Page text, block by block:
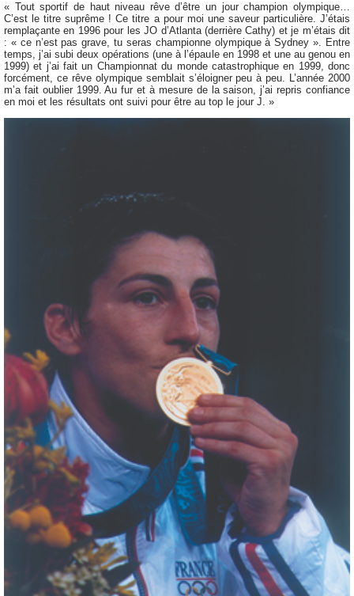
« Tout sportif de haut niveau rêve d’être un jour champion olympique…
C’est le titre suprême ! Ce titre a pour moi une saveur particulière. J’étais
remplaçante en 1996 pour les JO d’Atlanta (derrière Cathy) et je m’étais dit
: « ce n’est pas grave, tu seras championne olympique à Sydney ». Entre
temps, j’ai subi deux opérations (une à l’épaule en 1998 et une au genou en
1999) et j’ai fait un Championnat du monde catastrophique en 1999, donc
forcément, ce rêve olympique semblait s’éloigner peu à peu. L’année 2000
m’a fait oublier 1999. Au fur et à mesure de la saison, j’ai repris confiance
en moi et les résultats ont suivi pour être au top le jour J. »